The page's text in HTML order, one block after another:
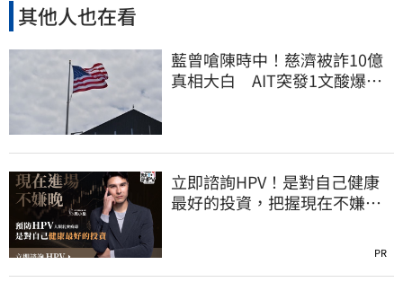
其他人也在看
藍曾嗆陳時中！慈濟被詐10億
真相大白 AIT突發1文酸爆…
立即諮詢HPV！是對自己健康
最好的投資，把握現在不嫌
PR